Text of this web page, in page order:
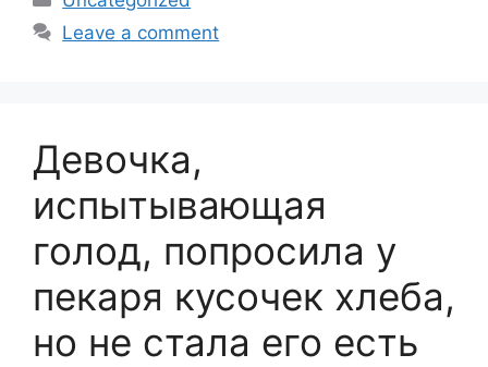
e
k
Leave a comment
Девочка,
испытывающая
голод, попросила у
пекаря кусочек хлеба,
но не стала его есть